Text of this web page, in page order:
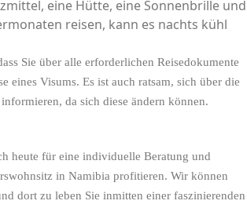
eine Hütte, eine Sonnenbrille und
reisen, kann es nachts kühl
Sie über alle erforderlichen Reisedokumente
eines Visums. Es ist auch ratsam, sich über die
da sich diese ändern können.
heute für eine individuelle Beratung und
in Namibia profitieren. Wir können
dort zu leben Sie inmitten einer faszinierenden